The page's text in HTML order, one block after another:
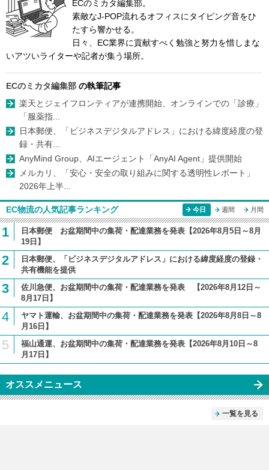
ECのミカタ編集部。
素敵なJ-POP流れるオフィスにタイピング音をひ
たすら響かせる。
日々、EC業界に貢献すべく勉強と努力を惜しまな
いアツいライターや記者が集う場所。
ECのミカタ編集部 の執筆記事
楽天とジェイフロンティアが連携開始、オンラインでの「診療」
「服薬指...
日本郵便、「ビジネスデジタルアドレス」における緯度経度の登
録・共有...
AnyMind Group、AIエージェント「AnyAI Agent」提供開始
メルカリ、「安心・安全の取り組みに関する透明性レポート」
2026年上半...
EC物流の人気記事ランキング 今日 週間 月間
1
日本郵便 お盆期間中の集荷・配達業務を発表【2026年8月5日～8月
19日】
2
日本郵便、「ビジネスデジタルアドレス」における緯度経度の登録・
共有機能を提供
3
佐川急便、お盆期間中の集荷・配達業務を発表 【2026年8月12日～
8月17日】
4
ヤマト運輸、お盆期間中の集荷・配達業務を発表【2026年8月8日～8
月16日】
5
福山通運、お盆期間中の集荷・配達業務を発表【2026年8月10日～8
月17日】
オススメニュース
一覧を見る